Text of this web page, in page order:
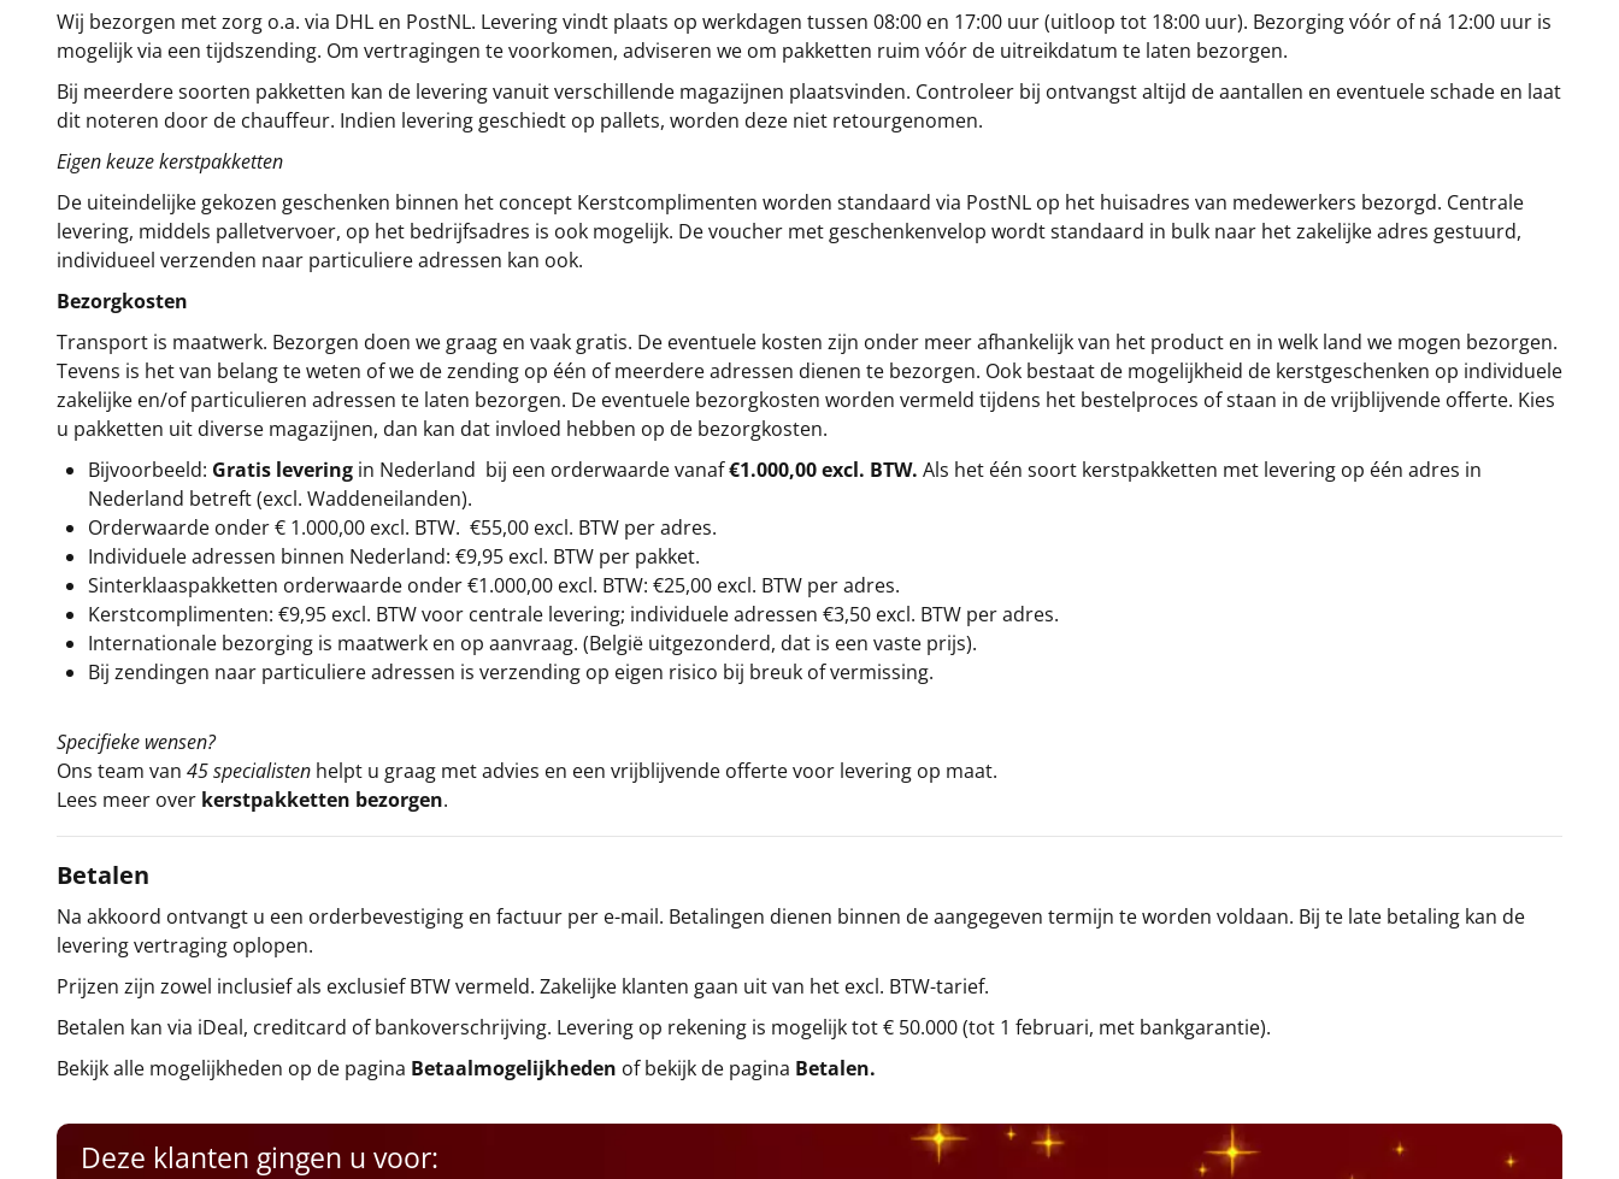
Wij bezorgen met zorg o.a. via DHL en PostNL. Levering vindt plaats op werkdagen tussen 08:00 en 17:00 uur (uitloop tot 18:00 uur). Bezorging vóór of ná 12:00 uur is
mogelijk via een tijdszending. Om vertragingen te voorkomen, adviseren we om pakketten ruim vóór de uitreikdatum te laten bezorgen.
Bij meerdere soorten pakketten kan de levering vanuit verschillende magazijnen plaatsvinden. Controleer bij ontvangst altijd de aantallen en eventuele schade en laat
dit noteren door de chauffeur. Indien levering geschiedt op pallets, worden deze niet retourgenomen.
Eigen keuze kerstpakketten
De uiteindelijke gekozen geschenken binnen het concept Kerstcomplimenten worden standaard via PostNL op het huisadres van medewerkers bezorgd. Centrale
levering, middels palletvervoer, op het bedrijfsadres is ook mogelijk. De voucher met geschenkenvelop wordt standaard in bulk naar het zakelijke adres gestuurd,
individueel verzenden naar particuliere adressen kan ook.
Bezorgkosten
Transport is maatwerk. Bezorgen doen we graag en vaak gratis. De eventuele kosten zijn onder meer afhankelijk van het product en in welk land we mogen bezorgen.
Tevens is het van belang te weten of we de zending op één of meerdere adressen dienen te bezorgen. Ook bestaat de mogelijkheid de kerstgeschenken op individuele
zakelijke en/of particulieren adressen te laten bezorgen. De eventuele bezorgkosten worden vermeld tijdens het bestelproces of staan in de vrijblijvende offerte. Kies
u pakketten uit diverse magazijnen, dan kan dat invloed hebben op de bezorgkosten.
Bijvoorbeeld: Gratis levering in Nederland bij een orderwaarde vanaf€1.000,00 excl. BTW. Als het één soort kerstpakketten met levering op één adres in
Nederland betreft (excl. Waddeneilanden).
Orderwaarde onder € 1.000,00 excl. BTW. €55,00 excl. BTW per adres.
Individuele adressen binnen Nederland: €9,95 excl. BTW per pakket.
Sinterklaaspakketten orderwaarde onder €1.000,00 excl. BTW: €25,00 excl. BTW per adres.
Kerstcomplimenten: €9,95 excl. BTW voor centrale levering; individuele adressen €3,50 excl. BTW per adres.
Internationale bezorging is maatwerk en op aanvraag. (België uitgezonderd, dat is een vaste prijs).
Bij zendingen naar particuliere adressen is verzending op eigen risico bij breuk of vermissing.
Specifieke wensen?
Ons team van 45 specialisten helpt u graag met advies en een vrijblijvende offerte voor levering op maat.
Lees meer over kerstpakketten bezorgen.
Betalen
Na akkoord ontvangt u een orderbevestiging en factuur per e-mail. Betalingen dienen binnen de aangegeven termijn te worden voldaan. Bij te late betaling kan de
levering vertraging oplopen.
Prijzen zijn zowel inclusief als exclusief BTW vermeld. Zakelijke klanten gaan uit van het excl. BTW-tarief.
Betalen kan via iDeal, creditcard of bankoverschrijving. Levering op rekening is mogelijk tot € 50.000 (tot 1 februari, met bankgarantie).
Bekijk alle mogelijkheden op de pagina Betaalmogelijkheden of bekijk de pagina Betalen.
Deze klanten gingen u voor: